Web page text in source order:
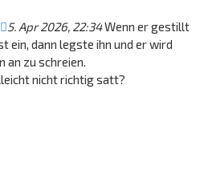
5. Apr 2026, 22:34Wenn er gestillt
ein, dann legste ihn und er wird
an zu schreien.
nicht richtig satt?